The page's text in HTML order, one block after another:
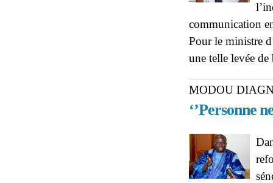
communication
Pour le ministre
une telle levée
MODOU
‘’Personne